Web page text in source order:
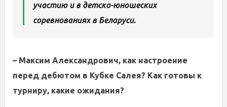
участию и в детско-юношеских
соревнованиях в Беларуси.
– Максим Александрович, как настроение
перед дебютом в Кубке Салея? Как готовы к
турниру, какие ожидания?